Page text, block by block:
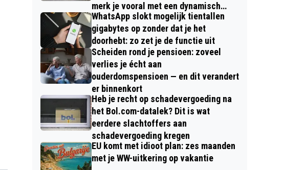
merk je vooral met een dynamisch
contract
WhatsApp slokt mogelijk tientallen
gigabytes op zonder dat je het
doorhebt: zo zet je de functie uit
Scheiden rond je pensioen: zoveel
verlies je écht aan
ouderdomspensioen — en dit verandert
er binnenkort
Heb je recht op schadevergoeding na
het Bol.com-datalek? Dit is wat
eerdere slachtoffers aan
schadevergoeding kregen
EU komt met idioot plan: zes maanden
met je WW-uitkering op vakantie